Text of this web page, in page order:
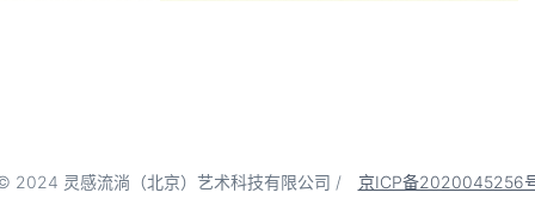
2024 灵感流淌（北京）艺术科技有限公司 / 京ICP备2020045256